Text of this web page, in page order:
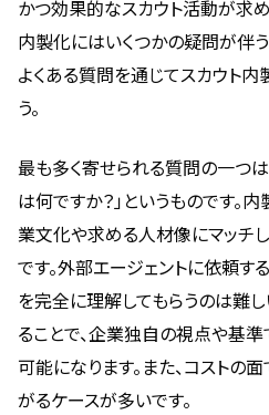
かつ効果的なスカウト活動が求め
内製化にはいくつかの疑問が伴う
よくある質問を通じてスカウト
う。
最も多く寄せられる質問の一つは
は何ですか？」というものです。
業文化や求める人材像にマッチ
です。外部エージェントに依頼
を完全に理解してもらうのは難
ることで、企業独自の視点や基
可能になります。また、コスト
がるケースが多いです。